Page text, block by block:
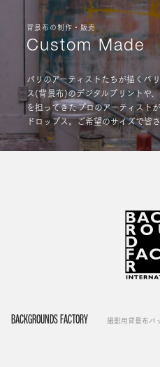
背景布の制作・販売
Custom Made
パリのアーティストたちが描くバ
ス(背景布)のデジタルプリントや
を担ってきたプロのアーティスト
ドロップス。ご希望のサイズで皆
BACKGROUNDS FACTORY 撮影用背景布バ